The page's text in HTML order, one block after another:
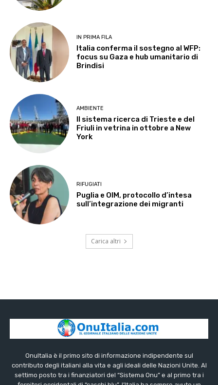
IN PRIMA FILA
Italia conferma il sostegno al WFP:
focus su Gaza e hub umanitario di
Brindisi
AMBIENTE
Il sistema ricerca di Trieste e del
Friuli in vetrina in ottobre a New
York
RIFUGIATI
Puglia e OIM, protocollo d’intesa
sull’integrazione dei migranti
Carica altri
OnuItalia è il primo sito di informazione indipendente sul
contributo degli italiani alla vita e agli ideali delle Nazioni Unite. Al
settimo posto tra i finanziatori del “Sistema Onu” e al primo tra i